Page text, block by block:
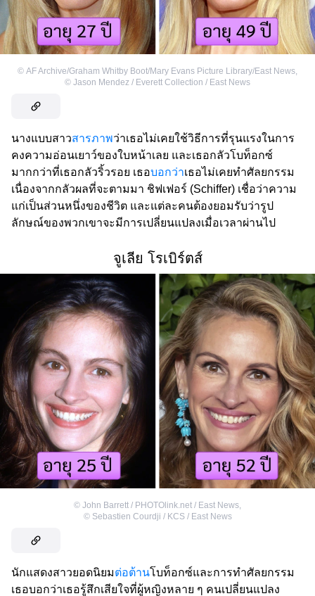
© AF Archive/Graham Whitby Boot/Mary Evans Picture Library/East News
© Jason Mendez / Everett Collection / East News
นางแบบสาวสารภาพว่าเธอไม่เคยใช้วิธีการที่รุนแรงในการ
คงความอ่อนเยาว์ของใบหน้าเลย และเธอกลัวโบท็อกซ์
มากกว่าที่เธอกลัวริ้วรอย เธอบอกว่าเธอไม่เคยทำศัลยกรรม
เนื่องจากกลัวผลที่จะตามมา ชิฟเฟอร์ (Schiffer) เชื่อว่าความ
แก่เป็นส่วนหนึ่งของชีวิต และแต่ละคนต้องยอมรับว่ารูป
ลักษณ์ของพวกเขาจะมีการเปลี่ยนแปลงเมื่อเวลาผ่านไป
จูเลีย โรเบิร์ตส์
© John Barrett / PHOTOlink.net / East News,
© Sebastien Courdji / KCS / East News
นักแสดงสาวยอดนิยมต่อต้านโบท็อกซ์และการทำศัลยกรรม
เธอบอกว่าเธอรู้สึกเสียใจที่ผู้หญิงหลาย ๆ คนเปลี่ยนแปลง